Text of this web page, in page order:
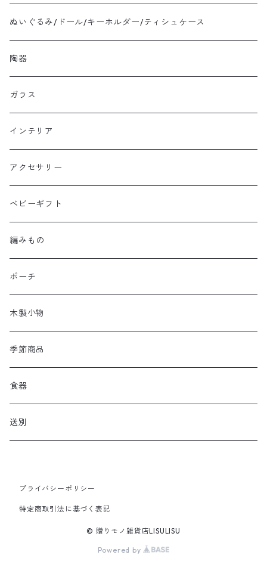
ぬいぐるみ/ドール/キーホルダー/ティシュケース
陶器
ガラス
インテリア
アクセサリー
ベビーギフト
編みもの
ポーチ
木製小物
季節商品
食器
送別
プライバシーポリシー
特定商取引法に基づく表記
© 贈りモノ雑貨店LISULISU
Powered by